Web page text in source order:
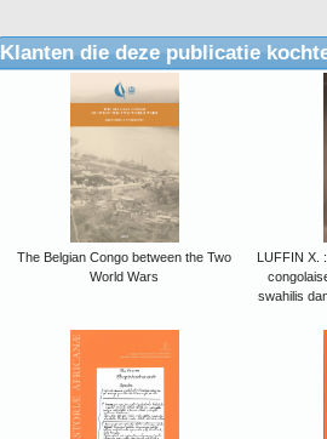
Klanten die deze publicatie
The Belgian Congo between the Two
World Wars
LUFFIN
swahilis